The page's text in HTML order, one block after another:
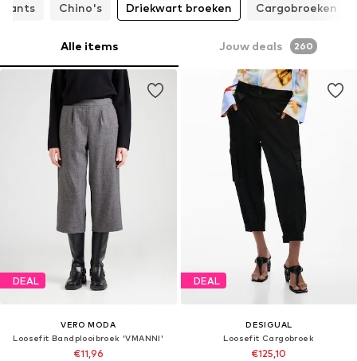
Chino's Driekwart broeken Cargobroeken
Alle items Jouw deals 260
DEAL
VERO MODA
Loosefit Bandplooibroek 'VMANNI'
€11,96
DEAL
DESIGUAL
Loosefit Cargobroek
€125,10